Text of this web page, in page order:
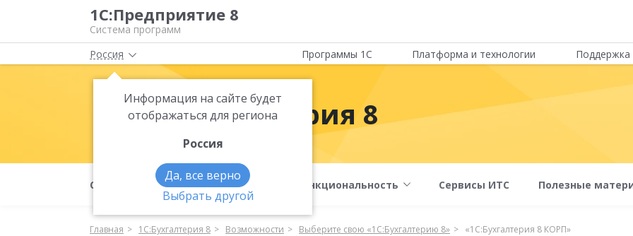
1С:Предприятие 8
Система программ
Россия
Информация на сайте будет
отображаться для региона
Россия
Да, все верно
Выбрать другой
Программы 1С Платформа и технологии Поддержка
1С:Бухгалтерия 8
О продукте Возможности Функциональность Сервисы ИТС Полезные
Главная 1С:Бухгалтерия 8 Возможности Выберите свою «1С:Бухгалтерию 8» «1С:Бухгалтерия 8 КОРП»